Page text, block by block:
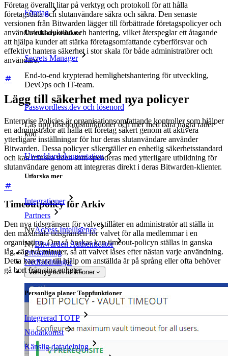
Företag
Utvecklarprodukter
Secrets Manager
End-to-end krypterad hemlighetshantering för utveckling,
DevOps och IT-team.
Passwordless.dev och lösenord
Lås upp lösenordsfunktioner och mer med bara några rader
kod
Utvecklardokumentation
Utforska mer
Integrationer
Partners
NyAccess Intelligence
NyBitwarden Authenticator
Prissättning
Nedladdningar
Verktyg och funktioner
Personliga planer Toppfunktioner
Integrerad TOTP
Nödåtkomst
Känslig datadelning
Företag överallt litar på verktyg och protokoll för att hålla
företagsdata och slutanvändare säkra och säkra. Den senaste
versionen från Bitwarden lägger till förbättrade företagspolicyer och
användarintroduktion och hantering, vilket återspeglar ett åtagande
att hjälpa kunder att stärka företagsomfattande cyberförsvar och
effektivt hantera säkerhet i stor skala för både administratörer och
användare.
Lägg till säkerhet med nya policyer
Enterprise Policies är organisationsomfattande kontroller som hjälper
en administratör att hålla ett företag säkert genom att aktivera
ytterligare inställningar för hur deras slutanvändare använder
Bitwarden. Dessa policyer säkerställer en enhetlig säkerhetsstandard
och kan minska tiden som spenderas med ytterligare utbildning för
slutanvändare genom att integreras direkt i deras Bitwarden-klienter.
Timeoutpolicy för Arkiv
Den nya tidsgränsen för valvet tillåter en administratör att ställa in
den maximala tidsgränsen för valvet för alla medlemmar i en
organisation. Om så önskas kan timeout-policyn ställas in ganska
låg, säg två minuter, så att valvet låses efter nästan varje användning.
Detta kan vara till hjälp om anställda är på språng eller ofta behöver
gå bort från sina enheter.